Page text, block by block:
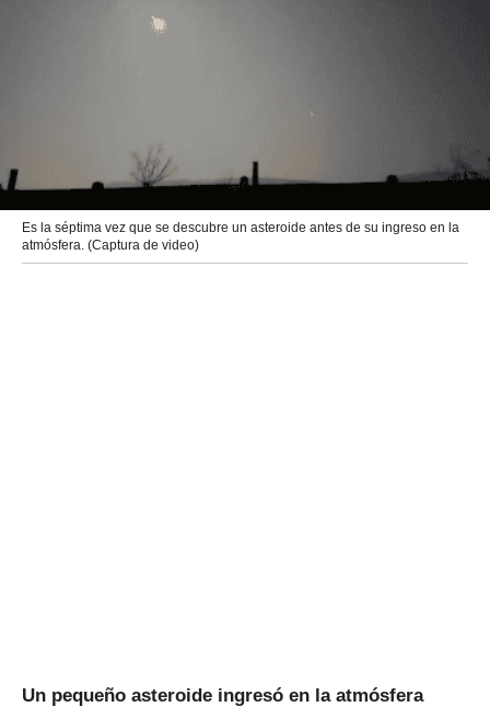
Es la séptima vez que se descubre un asteroide antes de su ingreso en la
atmósfera. (Captura de video)
Un pequeño asteroide ingresó en la atmósfera